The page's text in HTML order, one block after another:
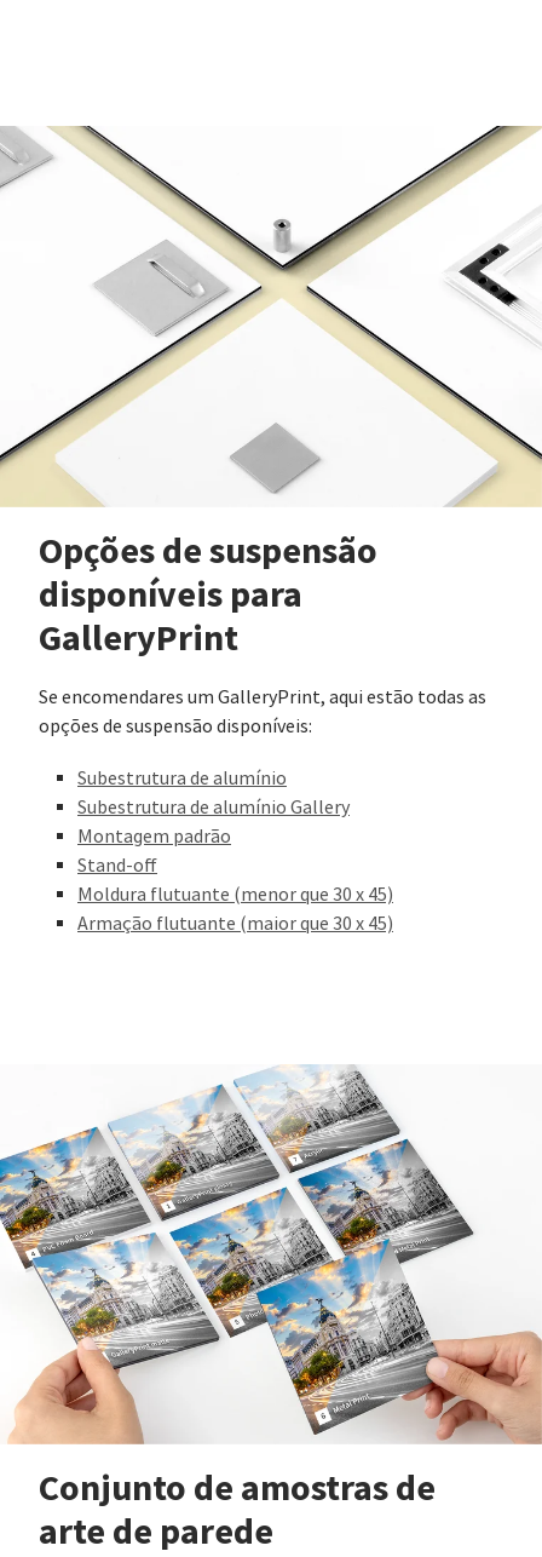
Opções de suspensão
disponíveis para
GalleryPrint
Se encomendares um GalleryPrint, aqui estão todas as
opções de suspensão disponíveis:
Subestrutura de alumínio
Subestrutura de alumínio Gallery
Montagem padrão
Stand-off
Moldura flutuante (menor que 30 x 45)
Armação flutuante (maior que 30 x 45)
Conjunto de amostras de
arte de parede